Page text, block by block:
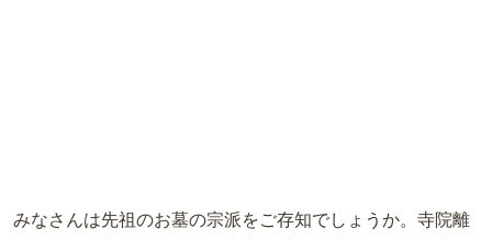
みなさんは先祖のお墓の宗派をご存知でしょうか。寺院離